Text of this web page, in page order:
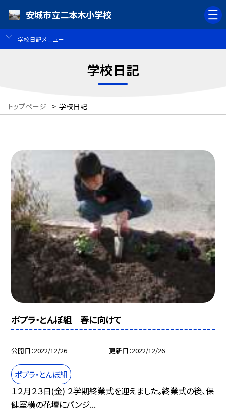
安城市立二本木小学校
学校日記メニュー
学校日記
トップページ > 学校日記
ポプラ・とんぼ組 春に向けて
公開日 2022/12/26 更新日 2022/12/26
ポプラ・とんぼ組
１２月２３日(金) ２学期終業式を迎えました。終業式の後、保
健室横の花壇にパンジ...